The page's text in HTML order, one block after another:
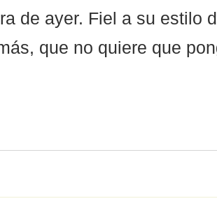
de ayer. Fiel a su estilo
que no quiere que